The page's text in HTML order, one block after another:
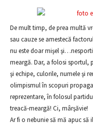
De mult timp, de prea multă
sau cauze se amestecă
nu este doar mişel
meargă. Dar, a folosi
şi echipe, culorile, numele şi
olimpismul în scopuri
reprezentare, în folosul
treacă-meargă! Ci, mârşăvie!
Ar fi o nebunie să mă apuc